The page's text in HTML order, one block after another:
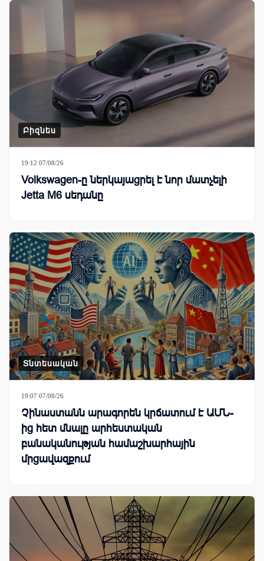
Բիզնես
19:12 07/08/26
Volkswagen-ը ներկայացրել է նոր մատչելի
Jetta M6 սեդանը
Տնտեսական
19:07 07/08/26
Չինաստանն արագորեն կրճատում է ԱՄՆ-
ից հետ մնալը արհեստական
բանականության համաշխարհային
մրցավազքում